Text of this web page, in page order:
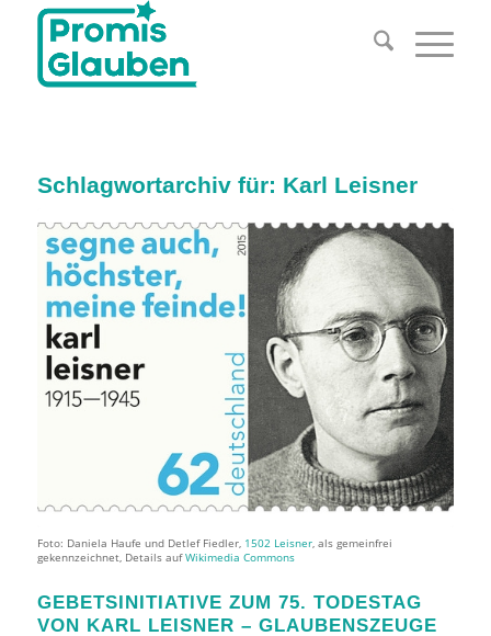
Schlagwortarchiv für: Karl Leisner
Foto: Daniela Haufe und Detlef Fiedler, 1502 Leisner, als gemeinfrei
gekennzeichnet, Details aufWikimedia Commons
GEBETSINITIATIVE ZUM 75. TODESTAG
VON KARL LEISNER – GLAUBENSZEUGE